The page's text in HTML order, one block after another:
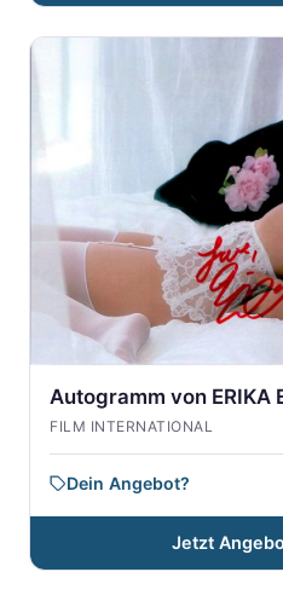
Autogramm von ERIKA
FILM INTERNATIONAL
Dein Angebot?
Jetzt